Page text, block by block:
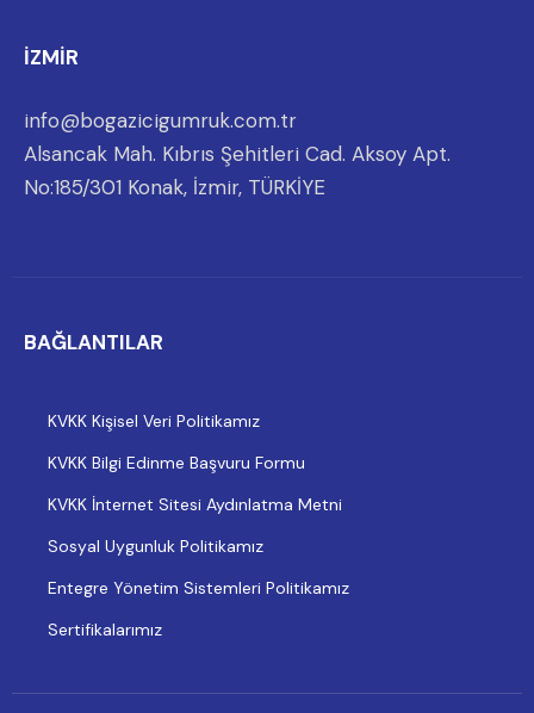
İZMİR
info@bogazicigumruk.com.tr
Alsancak Mah. Kıbrıs Şehitleri Cad. Aksoy Apt.
No:185/301 Konak, İzmir, TÜRKİYE
BAĞLANTILAR
KVKK Kişisel Veri Politikamız
KVKK Bilgi Edinme Başvuru Formu
KVKK İnternet Sitesi Aydınlatma Metni
Sosyal Uygunluk Politikamız
Entegre Yönetim Sistemleri Politikamız
Sertifikalarımız